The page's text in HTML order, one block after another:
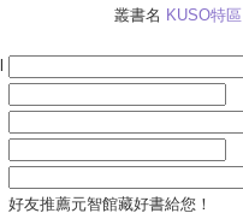
叢書名 KUSO特區
好友推薦元智館藏好書給您！